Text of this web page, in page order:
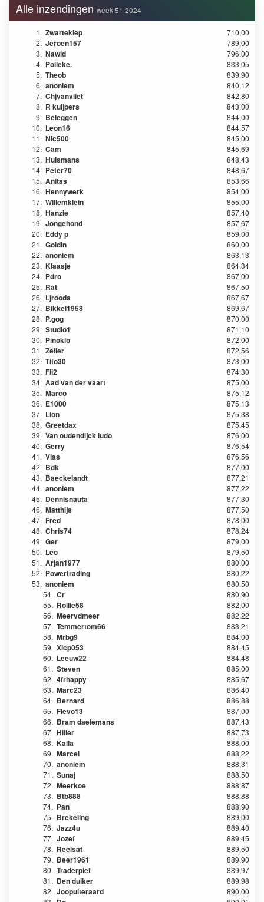
Alle inzendingen week 51 2024
1. Zwartekiep
710,00
2. Jeroen157
789,00
3. Nawid
796,00
4. Polleke.
833,05
5. Theob
839,90
6. anoniem
840,12
7. Chjvanvliet
842,80
8. R kuijpers
843,00
9. Beleggen
844,00
10. Leon16
844,57
11. Nic500
845,00
12. Cam
845,69
13. Huismans
848,43
14. Peter70
848,67
15. Anitas
853,66
16. Hennywerk
854,00
17. Willemklein
855,00
18. Hanzie
857,40
19. Jongehond
857,67
20. Eddy p
859,00
21. Goldin
860,00
22. anoniem
863,13
23. Klaasje
864,34
24. Pdro
867,00
25. Rat
867,50
26. Ljrooda
867,67
27. Bikkel1958
869,67
28. P.gog
870,00
29. Studio1
871,10
30. Pinokio
872,00
31. Zeiler
872,56
32. Tito30
873,00
33. Fil2
874,30
34. Aad van der vaart
875,00
35. Marco
875,12
36. E1000
875,13
37. Lion
875,38
38. Greetdax
875,45
39. Van oudendijck ludo
876,00
40. Gerry
876,54
41. Vlas
876,56
42. Bdk
877,00
43. Baeckelandt
877,21
44. anoniem
877,22
45. Dennisnauta
877,30
46. Matthijs
877,50
47. Fred
878,00
48. Chris74
878,24
49. Ger
879,00
50. Leo
879,50
51. Arjan1977
880,00
52. Powertrading
880,22
53. anoniem
880,50
54. Cr
880,90
55. Rollie58
882,00
56. Meervdmeer
882,22
57. Temmertom66
883,21
58. Mrbg9
884,00
59. Xlcp053
884,45
60. Leeuw22
884,48
61. Steven
885,00
62. 4frhappy
885,67
63. Marc23
886,40
64. Bernard
886,88
65. Flevo13
887,00
66. Bram daelemans
887,43
67. Hiller
887,73
68. Kalla
888,00
69. Marcel
888,22
70. anoniem
888,31
71. Sunaj
888,50
72. Meerkoe
888,87
73. Btb888
888,88
74. Pan
888,90
75. Brekeling
889,00
76. Jazz4u
889,40
77. Jozef
889,45
78. Reelsat
889,50
79. Beer1961
889,90
80. Traderpiet
889,97
81. Den duiker
889,98
82. Joopuiteraard
890,00